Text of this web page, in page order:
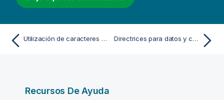
Utilización de caracteres comodín en los datos Directrices para datos y campos
Recursos De Ayuda